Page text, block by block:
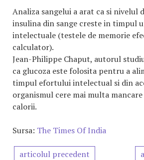
Analiza sangelui a arat ca si nivelul
insulina din sange creste in timpul
intelectuale (testele de memorie
calculator).
Jean-Philippe Chaput, autorul
ca glucoza este folosita pentru a
timpul efortului intelectual si din
organismul cere mai multa
calorii.
Sursa: The Times Of India
articolul precedent